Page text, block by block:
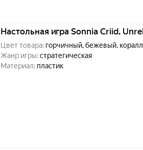
Настольная игра Sonnia Criid,
Цвет товара: горчичный, бежевый,
Жанр игры:стратегическая
Материал: пластик